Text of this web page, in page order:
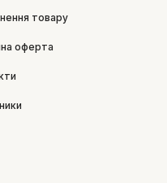
товару
оферта